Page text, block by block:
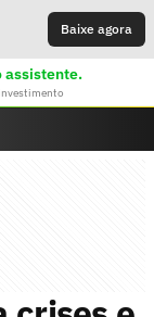
Baixe agora
assistente.